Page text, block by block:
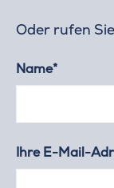
Oder rufen
Name*
Ihre E-Mail-